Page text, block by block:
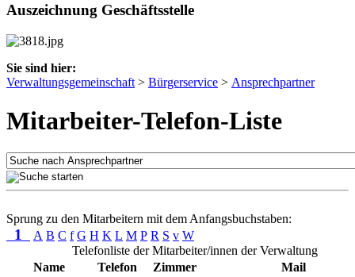
Auszeichnung Geschäftsstelle
Sie sind hier:
Verwaltungsgemeinschaft > Bürgerservice > Ansprechpartner
Mitarbeiter-Telefon-Liste
Sprung zu den Mitarbeitern mit dem Anfangsbuchstaben:
1 A B C f G H K L M P R S v W
Telefonliste der Mitarbeiter/innen der Verwaltung
Name
Telefon Zimmer Mail